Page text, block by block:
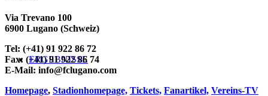
ERGEBNISSE
Via Trevano 100
6900 Lugano (Schweiz)
Tel: (+41) 91 922 86 72
Fax: (+41) 91 922 86 74
E-Mail: info@fclugano.com
Homepage, Stadionhomepage, Tickets, Fanartikel, Vereins-TV